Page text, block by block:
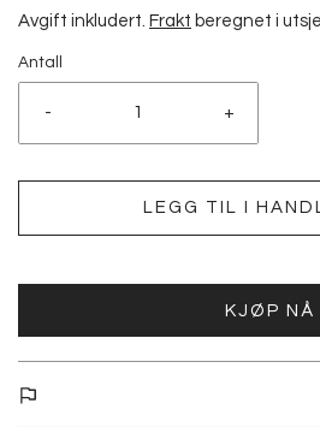
Avgift inkludert. Frakt beregnet i
Antall
- +
LEGG TIL I
KJØP NÅ